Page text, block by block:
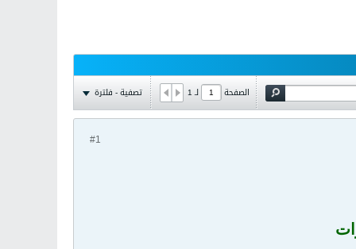
الصفحة لـ1 تصفية - فلترة
#1